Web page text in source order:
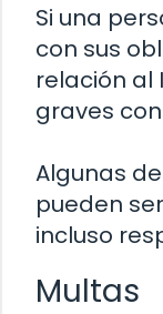
Si una
con sus
relación al
graves
Algunas
pueden
incluso
Multas